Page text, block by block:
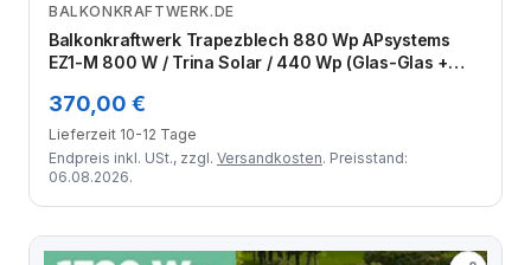
Zum Angebot
BALKONKRAFTWERK.DE
Balkonkraftwerk Trapezblech 880 Wp APsystems
EZ1-M 800 W / Trina Solar / 440 Wp (Glas-Glas +
Module
370,00 €
Lieferzeit 10-12 Tage
Endpreis inkl. USt., zzgl. Versandkosten. Preisstand:
06.08.2026.